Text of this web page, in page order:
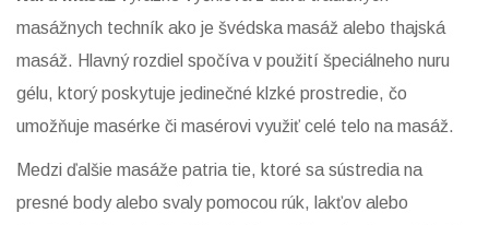
masážnych techník ako je švédska masáž alebo thajská
masáž. Hlavný rozdiel spočíva v použití špeciálneho nuru
gélu, ktorý poskytuje jedinečné klzké prostredie, čo
umožňuje masérke či masérovi využiť celé telo na masáž.
Medzi ďalšie masáže patria tie, ktoré sa sústredia na
presné body alebo svaly pomocou rúk, lakťov alebo